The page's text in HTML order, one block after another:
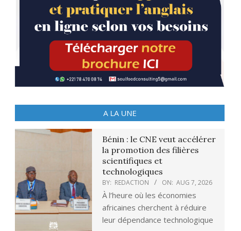
A LA UNE
Bénin : le CNE veut accélérer
la promotion des filières
scientifiques et
technologiques
BY: REDACTION ON: AUG 7, 2026
À l’heure où les économies
africaines cherchent à réduire
leur dépendance technologique